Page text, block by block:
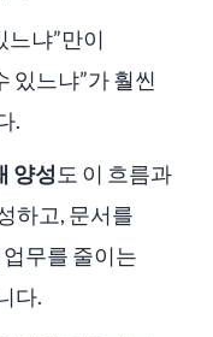
느냐”만이
있느냐”가 훨씬
.
양성 도 이 흐름과
하고, 문서를
무를 줄이는
다.